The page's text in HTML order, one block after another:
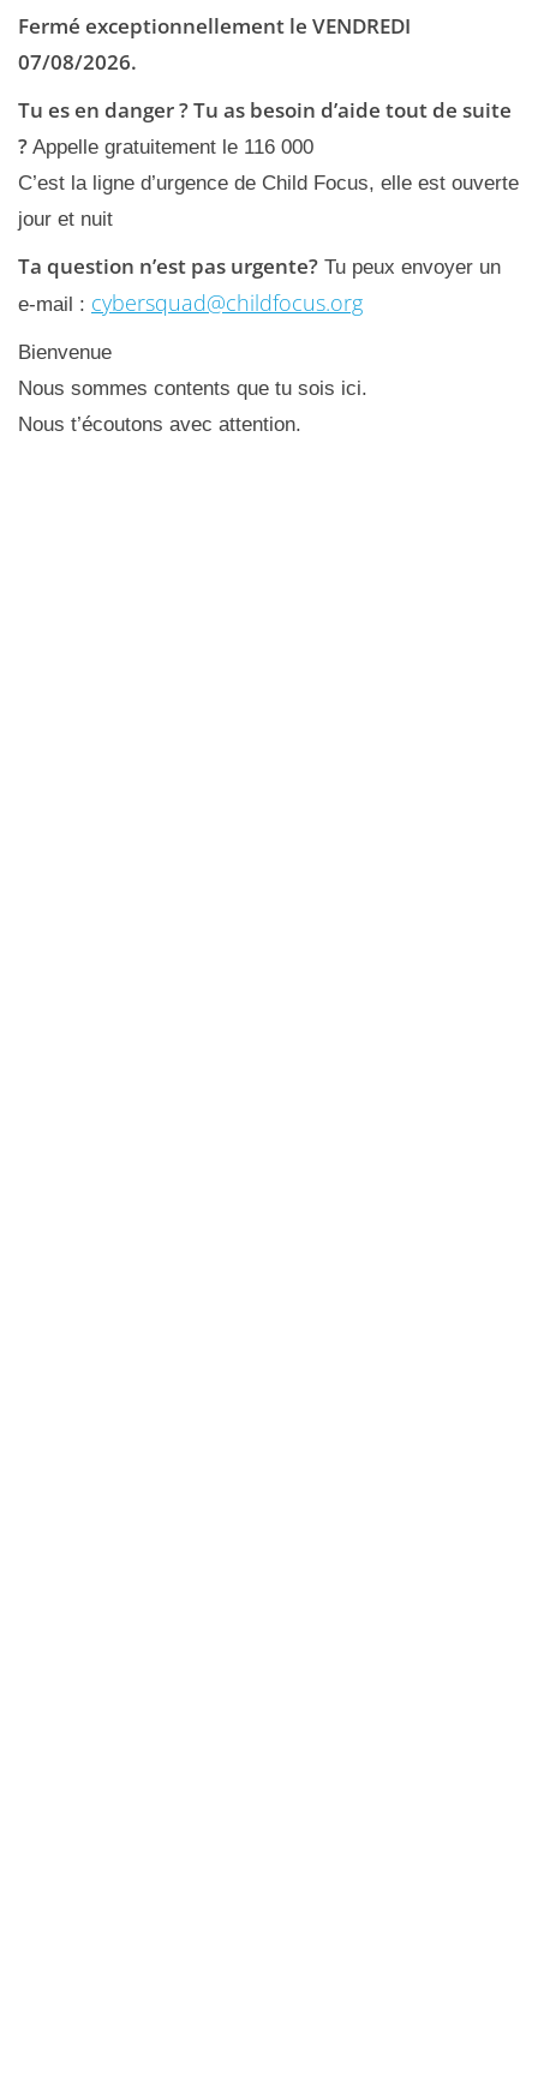
Fermé exceptionnellement le VENDREDI
07/08/2026.
Tu es en danger ? Tu as besoin d’aide tout de suite
? Appelle gratuitement le 116 000
C’est la ligne d’urgence de Child Focus, elle est ouverte
jour et nuit
Ta question n’est pas urgente? Tu peux envoyer un
e-mail : cybersquad@childfocus.org
Bienvenue
Nous sommes contents que tu sois ici.
Nous t’écoutons avec attention.